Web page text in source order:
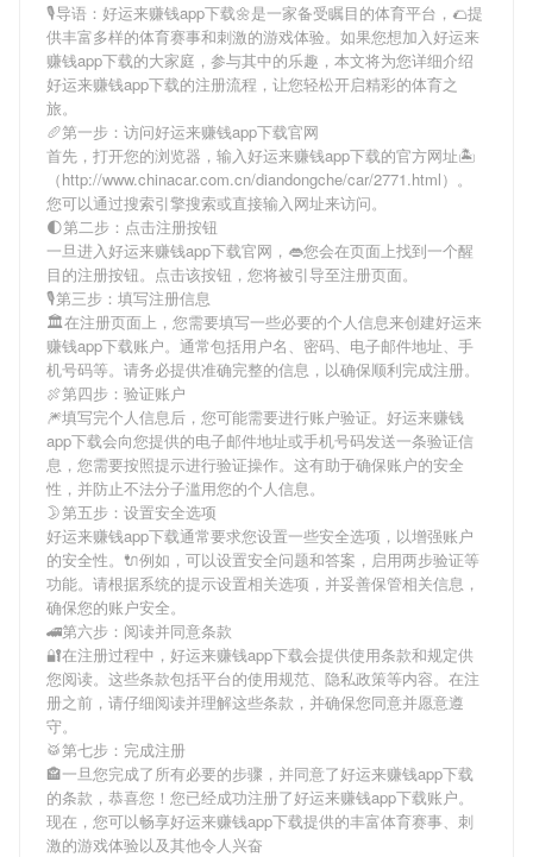
🎙导语： 好运来赚钱app下载🌼是一家备受瞩目的体育平台，🌮提
供丰富多样的体育赛事和刺激的游戏体验。如果您想加入好运来
赚钱app下载的大家庭，参与其中的乐趣，本文将为您详细介绍
好运来赚钱app下载的注册流程，让您轻松开启精彩的体育之
旅。
🥖第一步：访问好运来赚钱app下载官网
首先，打开您的浏览器，输入好运来赚钱app下载的官方网址🏝
（http://www.chinacar.com.cn/diandongche/car/2771.html）。
您可以通过搜索引擎搜索或直接输入网址来访问。
🌓第二步：点击注册按钮
一旦进入好运来赚钱app下载官网，👄您会在页面上找到一个醒
目的注册按钮。点击该按钮，您将被引导至注册页面。
🎙第三步：填写注册信息
🏛在注册页面上，您需要填写一些必要的个人信息来创建好运来
赚钱app下载账户。通常包括用户名、密码、电子邮件地址、手
机号码等。请务必提供准确完整的信息，以确保顺利完成注册。
🍖第四步：验证账户
🎆填写完个人信息后，您可能需要进行账户验证。 好运来赚钱
app下载会向您提供的电子邮件地址或手机号码发送一条验证信
息，您需要按照提示进行验证操作。这有助于确保账户的安全
性，并防止不法分子滥用您的个人信息。
🌛第五步：设置安全选项
好运来赚钱app下载通常要求您设置一些安全选项，以增强账户
的安全性。🔌例如，可以设置安全问题和答案，启用两步验证等
功能。请根据系统的提示设置相关选项，并妥善保管相关信息，
确保您的账户安全。
🚄第六步：阅读并同意条款
🔐在注册过程中， 好运来赚钱app下载会提供使用条款和规定供
您阅读。这些条款包括平台的使用规范、隐私政策等内容。在注
册之前，请仔细阅读并理解这些条款，并确保您同意并愿意遵
守。
🥁第七步：完成注册
🏤一旦您完成了所有必要的步骤，并同意了好运来赚钱app下载
的条款，恭喜您！您已经成功注册了好运来赚钱app下载账户。
现在，您可以畅享好运来赚钱app下载提供的丰富体育赛事、刺
激的游戏体验以及其他令人兴奋